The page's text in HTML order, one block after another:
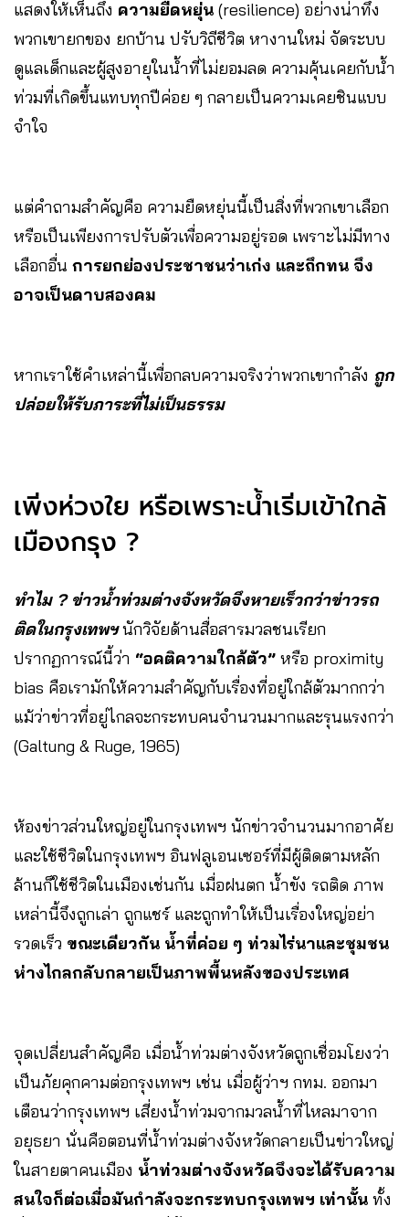
แสดงให้เห็นถึง ความยืดหยุ่น (resilience) อย่างน่าทึ่ง
พวกเขายกของ ยกบ้าน ปรับวิถีชีวิต หางานใหม่ จัดระบบ
ดูแลเด็กและผู้สูงอายุในน้ำที่ไม่ยอมลด ความคุ้นเคยกับน้ำ
ท่วมที่เกิดขึ้นแทบทุกปีค่อย ๆ กลายเป็นความเคยชินแบบ
จำใจ
แต่คำถามสำคัญคือ ความยืดหยุ่นนี้เป็นสิ่งที่พวกเขาเลือก
หรือเป็นเพียงการปรับตัวเพื่อความอยู่รอด เพราะไม่มีทาง
เลือกอื่น การยกย่องประชาชนว่าเก่ง และถึกทน จึง
อาจเป็นดาบสองคม
หากเราใช้คำเหล่านี้เพื่อกลบความจริงว่าพวกเขากำลัง ถูก
ปล่อยให้รับภาระที่ไม่เป็นธรรม
เพิ่งห่วงใย หรือเพราะน้ำเริ่มเข้าใกล้
เมืองกรุง ?
ทำไม ? ข่าวน้ำท่วมต่างจังหวัดจึงหายเร็วกว่าข่าวรถ
ติดในกรุงเทพฯนักวิจัยด้านสื่อสารมวลชนเรียก
ปรากฏการณ์นี้ว่า “อคติความใกล้ตัว” หรือ proximity
bias คือเรามักให้ความสำคัญกับเรื่องที่อยู่ใกล้ตัวมากกว่า
แม้ว่าข่าวที่อยู่ไกลจะกระทบคนจำนวนมากและรุนแรงกว่า
(Galtung & Ruge, 1965)
ห้องข่าวส่วนใหญ่อยู่ในกรุงเทพฯ นักข่าวจำนวนมากอาศัย
และใช้ชีวิตในกรุงเทพฯ อินฟลูเอนเซอร์ที่มีผู้ติดตามหลัก
ล้านก็ใช้ชีวิตในเมืองเช่นกัน เมื่อฝนตก น้ำขัง รถติด ภาพ
เหล่านี้จึงถูกเล่า ถูกแชร์ และถูกทำให้เป็นเรื่องใหญ่อย่า
รวดเร็ว ขณะเดียวกัน น้ำที่ค่อย ๆ ท่วมไร่นาและชุมชน
ห่างไกลกลับกลายเป็นภาพพื้นหลังของประเทศ
จุดเปลี่ยนสำคัญคือ เมื่อน้ำท่วมต่างจังหวัดถูกเชื่อมโยงว่า
เป็นภัยคุกคามต่อกรุงเทพฯ เช่น เมื่อผู้ว่าฯ กทม. ออกมา
เตือนว่ากรุงเทพฯ เสี่ยงน้ำท่วมจากมวลน้ำที่ไหลมาจาก
อยุธยา นั่นคือตอนที่น้ำท่วมต่างจังหวัดกลายเป็นข่าวใหญ่
ในสายตาคนเมือง น้ำท่วมต่างจังหวัดจึงจะได้รับความ
สนใจก็ต่อเมื่อมันกำลังจะกระทบกรุงเทพฯ เท่านั้น ทั้ง